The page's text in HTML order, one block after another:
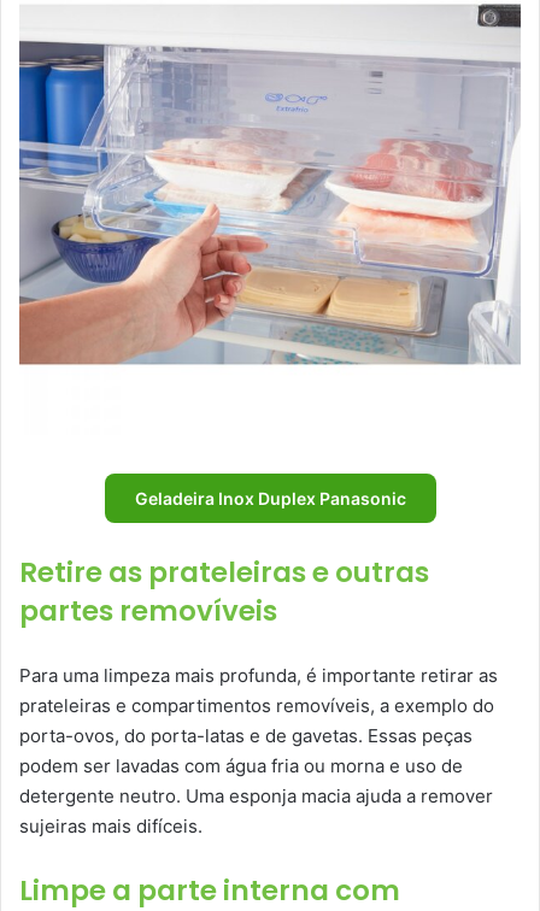
Geladeira Inox Duplex Panasonic
Retire as prateleiras e outras
partes removíveis
Para uma limpeza mais profunda, é importante retirar as
prateleiras e compartimentos removíveis, a exemplo do
porta-ovos, do porta-latas e de gavetas. Essas peças
podem ser lavadas com água fria ou morna e uso de
detergente neutro. Uma esponja macia ajuda a remover
sujeiras mais difíceis.
Limpe a parte interna com